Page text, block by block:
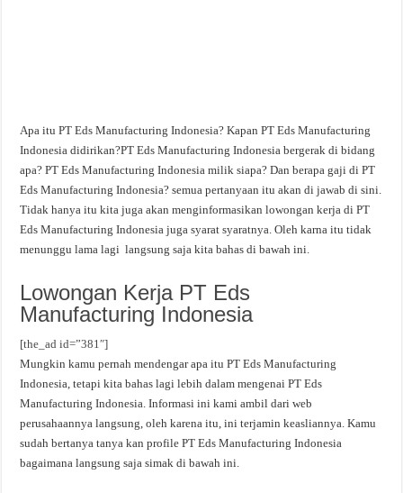
Apa itu PT Eds Manufacturing Indonesia? Kapan PT Eds Manufacturing
Indonesia didirikan?PT Eds Manufacturing Indonesia bergerak di bidang
apa? PT Eds Manufacturing Indonesia milik siapa? Dan berapa gaji di PT
Eds Manufacturing Indonesia? semua pertanyaan itu akan di jawab di sini.
Tidak hanya itu kita juga akan menginformasikan lowongan kerja di PT
Eds Manufacturing Indonesia juga syarat syaratnya. Oleh karna itu tidak
menunggu lama lagi langsung saja kita bahas di bawah ini.
Lowongan Kerja PT Eds
Manufacturing Indonesia
[the_ad id=”381″]
Mungkin kamu pernah mendengar apa itu PT Eds Manufacturing
Indonesia, tetapi kita bahas lagi lebih dalam mengenai PT Eds
Manufacturing Indonesia. Informasi ini kami ambil dari web
perusahaannya langsung, oleh karena itu, ini terjamin keasliannya. Kamu
sudah bertanya tanya kan profile PT Eds Manufacturing Indonesia
bagaimana langsung saja simak di bawah ini.